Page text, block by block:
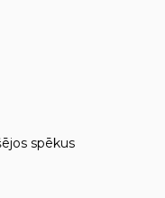
spēkus